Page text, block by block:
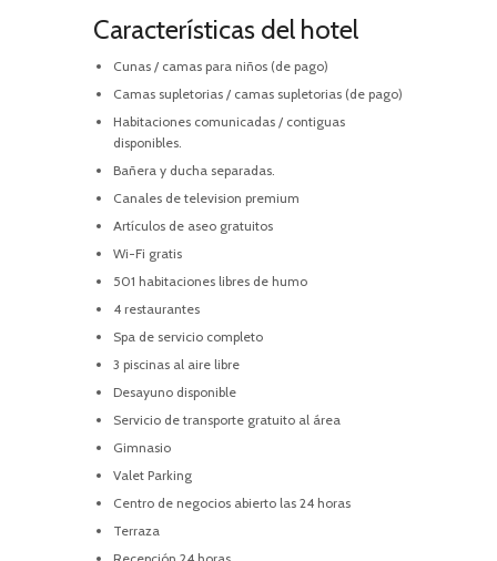
Características del hotel
Cunas / camas para niños (de pago)
Camas supletorias / camas supletorias (de pago)
Habitaciones comunicadas / contiguas
disponibles.
Bañera y ducha separadas.
Canales de television premium
Artículos de aseo gratuitos
Wi-Fi gratis
501 habitaciones libres de humo
4 restaurantes
Spa de servicio completo
3 piscinas al aire libre
Desayuno disponible
Servicio de transporte gratuito al área
Gimnasio
Valet Parking
Centro de negocios abierto las 24 horas
Terraza